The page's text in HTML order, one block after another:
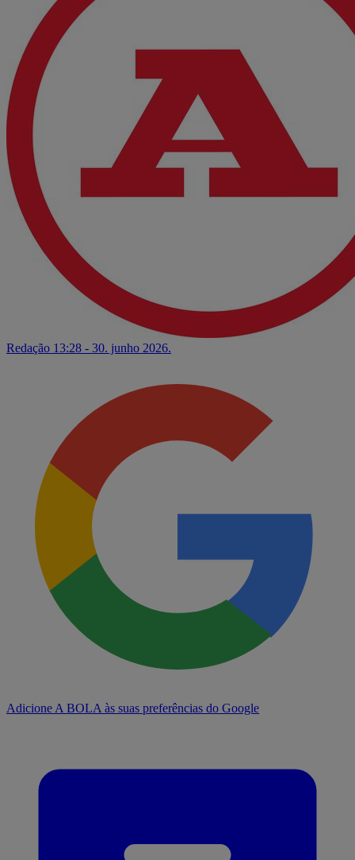
Redação 13:28 - 30. junho 2026.
Adicione A BOLA às suas preferências do Google